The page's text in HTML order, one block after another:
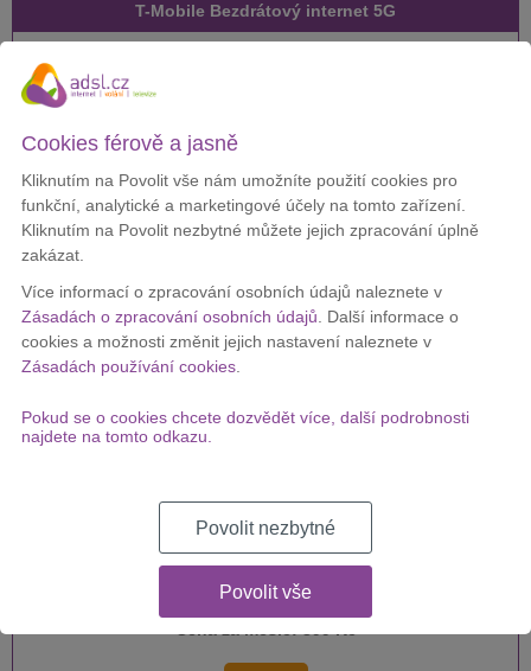
T-Mobile Bezdrátový internet 5G
Cena za měsíc:
DETAIL
Vodafone DSL 500
Cookies férově a jasně
Kliknutím na Povolit vše nám umožníte použití cookies pro
funkční, analytické a marketingové účely na tomto zařízení.
Kliknutím na Povolit nezbytné můžete jejich zpracování úplně
zakázat.
Více informací o zpracování osobních údajů naleznete v
Zásadách o zpracování osobních údajů. Další informace o
cookies a možnosti změnit jejich nastavení naleznete v
Zásadách používání cookies.
Pokud se o cookies chcete dozvědět více, další podrobnosti
najdete na tomto odkazu.
Povolit nezbytné
Povolit vše